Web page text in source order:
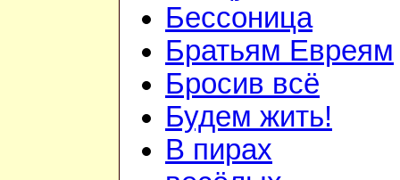
Бессоница
Братьям Евреям
Бросив всё
Будем жить!
В пирах